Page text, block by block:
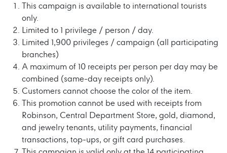
This campaign is available to international tourists
only.
Limited to 1 privilege / person / day.
Limited 1,900 privileges / campaign (all participating
branches)
A maximum of 10 receipts per person per day may be
combined (same-day receipts only).
Customers cannot choose the color of the item.
This promotion cannot be used with receipts from
Robinson, Central Department Store, gold, diamond,
and jewelry tenants, utility payments, financial
transactions, top-ups, or gift card purchases.